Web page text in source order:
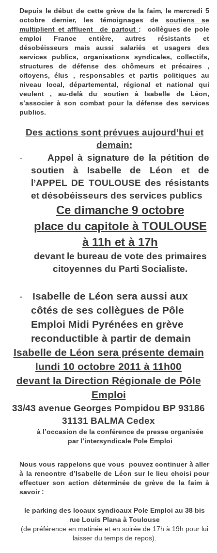
Depuis le début de cette grève de la faim, le mercredi 5
octobre dernier, les témoignages de soutiens se
multiplient et affluent
de partout :
collègues de pole
emploi France entière, autres résistants et
désobéisseurs mais aussi salariés et usagers des
services publics, organisations syndicales, collectifs,
structures de défense des chômeurs et précaires ,
citoyens, élus , responsables et partis politiques au
niveau local, départemental, régional et national qui
veulent , au-delà du soutien à Isabelle de Léon,
s’associer à son combat pour la défense des services
publics.
Des actions sont prévues aujourd’hui et
demain:
-
Appel à signature de la pétition de
soutien à Isabelle de Léon et de
l’APPEL DE TOULOUSE des résistants
et désobéisseurs des services publics
Ce dimanche 9 octobre
place du capitole à TOULOUSE
à 11h et à 17h
devant le bureau de vote des primaires
citoyennes du Parti Socialiste.
-
Isabelle de Léon sera aussi aux
côtés de ses collègues de Pôle
Emploi Midi Pyrénées en grève
reconductible à partir de demain
Isabelle de Léon sera présente demain
lundi 10 octobre 2011 à 11h00
devant la Direction Régionale de Pôle
Emploi
33/43 avenue Georges Pompidou BP 93186
31131 BALMA Cedex
à l’occasion de la conférence de presse organisée
par l’intersyndicale Pole Emploi
Nous vous rappelons que vous
pouvez continuer à aller
à la rencontre d’Isabelle de Léon sur le lieu choisi pour
effectuer son action déterminée de grève de la faim à
savoir :
le parking des locaux syndicaux Pole Emploi au 38 bis
rue Louis Plana à Toulouse
(de préférence en matinée et en soirée de 17h à 19h pour lui
laisser du temps de repos).